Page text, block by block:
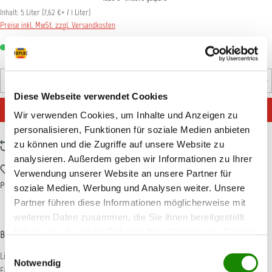
Diese Webseite verwendet Cookies
Wir verwenden Cookies, um Inhalte und Anzeigen zu
personalisieren, Funktionen für soziale Medien anbieten
zu können und die Zugriffe auf unsere Website zu
analysieren. Außerdem geben wir Informationen zu Ihrer
Verwendung unserer Website an unsere Partner für
soziale Medien, Werbung und Analysen weiter. Unsere
Partner führen diese Informationen möglicherweise mit
weiteren Daten zusammen, die Sie ihnen bereitgestellt
Einwilligungsauswahl
Notwendig
Inhalt: 5 Liter(7,62 €* / 1 Liter)
Preise inkl. MwSt. zzgl. Versandkosten
Sofort verfügbar, Lieferzeit: 1-3 Tage
Produkt Anzahl: Gib den gewünschten Wert ein oder
IN DEN WARENKORB
Zum Vergleich hinzufügen
Zum Merkzettel hinzufügen
Produktnummer:EMM8400
Beschreibung
Liquid Masking (flüssige Abdeckfolie) ist eine Alternative zur